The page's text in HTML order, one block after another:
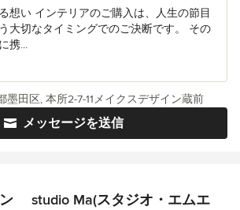
想い インテリアのご購入は、人生の節目
大切なタイミングでのご決断です。 その
携...
メッセージを送信
墨田区, 本所2-7-11メイクスデザイン蔵前
studio Ma(スタジオ・エムエ